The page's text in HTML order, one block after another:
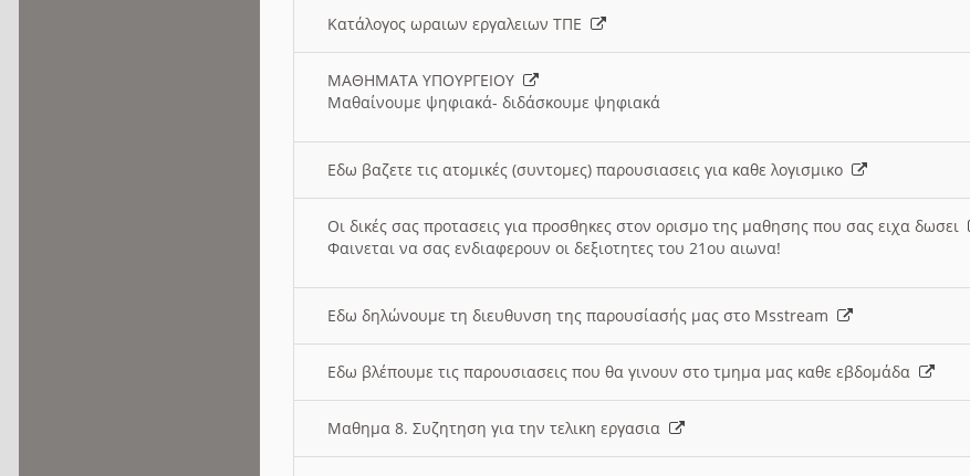
Κατάλογος ωραιων εργαλειων ΤΠΕ
ΜΑΘΗΜΑΤΑ ΥΠΟΥΡΓΕΙΟΥ
Μαθαίνουμε ψηφιακά- διδάσκουμε ψηφιακά
Εδω βαζετε τις ατομικές (συντομες) παρουσιασεις για καθε λογισμικο
Οι δικές σας προτασεις για προσθηκες στον ορισμο της μαθησης που σας ειχα δωσει
Φαινεται να σας ενδιαφερουν οι δεξιοτητες του 21ου αιωνα!
Εδω δηλώνουμε τη διευθυνση της παρουσίασής μας στο Msstream
Εδω βλέπουμε τις παρουσιασεις που θα γινουν στο τμημα μας καθε εβδομάδα
Μαθημα 8. Συζητηση για την τελικη εργασια